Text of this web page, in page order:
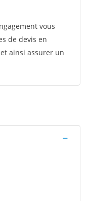
vous
de devis en
ainsi assurer un